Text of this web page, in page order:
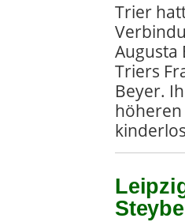
Trier
Augusta
Triers
Beyer.